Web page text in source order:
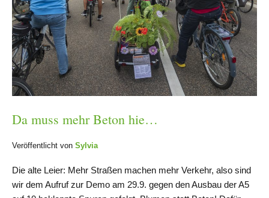
Da muss mehr Beton hie…
Veröffentlicht von Sylvia
Die alte Leier: Mehr Straßen machen mehr Verkehr, also sind
wir dem Aufruf zur Demo am 29.9. gegen den Ausbau der A5